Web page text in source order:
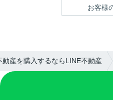
お客様
動産を購入するならLINE不動産